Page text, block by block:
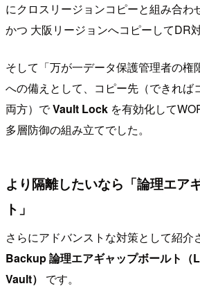
にクロスリージョンコピーと組み合わ
かつ 大阪リージョンへコピーしてDR
そして「万が一データ保護管理者の権
への備えとして、コピー先（できれば
両方）でVault Lock を有効化して
多層防御の組み立てでした。
より隔離したいなら「論理エア
ト」
さらにアドバンストな対策として紹介
Backup 論理エアギャップボールト
Vault）
です。